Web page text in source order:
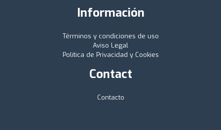
Información
Términos y condiciones de uso
Aviso Legal
Política de Privacidad y Cookies
Contact
Contacto